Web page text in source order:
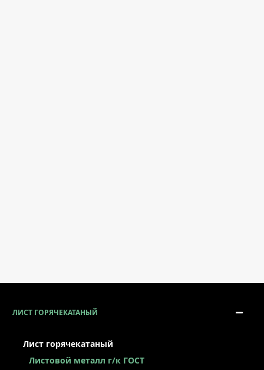
ЛИСТ ГОРЯЧЕКАТАНЫЙ
Лист горячекатаный
Листовой металл г/к ГОСТ